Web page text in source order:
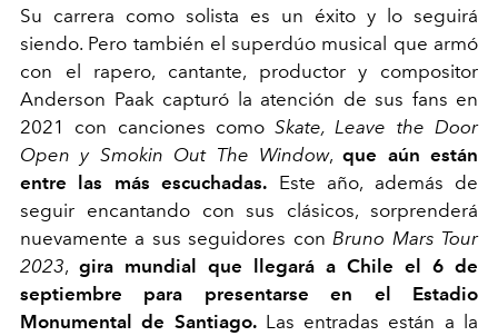
Su carrera como solista es un éxito y lo seguirá
siendo. Pero también el superdúo musical que armó
con el rapero, cantante, productor y compositor
Anderson Paak capturó la atención de sus fans en
2021 con canciones comoSkate, Leave the Door
Open y Smokin Out The Window,que aún están
entre las más escuchadas. Este año, además de
seguir encantando con sus clásicos, sorprenderá
nuevamente a sus seguidores con Bruno Mars Tour
2023, gira mundial que llegará a Chile el 6 de
septiembre para presentarse en el Estadio
Monumental de Santiago.Las entradas están a la